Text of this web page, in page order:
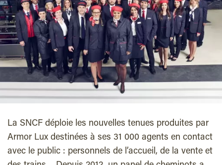
La SNCF déploie les nouvelles tenues produites par
Armor Lux destinées à ses 31 000 agents en contact
avec le public : personnels de l’accueil, de la vente et